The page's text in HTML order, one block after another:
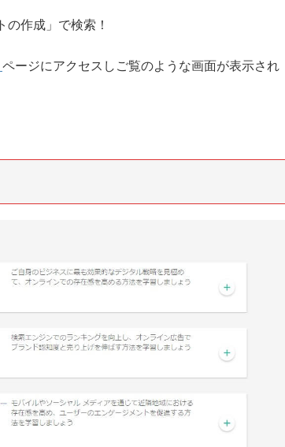
作成」で検索！
ページにアクセスしご覧のような画面が表示され